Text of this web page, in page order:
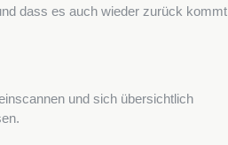
dass es auch wieder zurück
und sich übersichtlich